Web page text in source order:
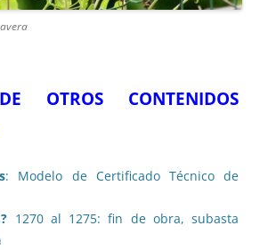
OTROS CONTENIDOS
: Modelo de Certificado Técnico de
1270 al 1275: fin de obra, subasta